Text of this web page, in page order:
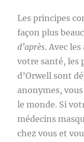
Les principes
façon plus
d’après. Avec
votre santé, les
d’Orwell sont
anonymes,
le monde. Si
médecins
chez vous et